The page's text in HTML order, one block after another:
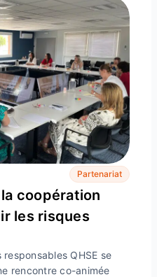
Partenariat
coopération
les risques
responsables QHSE se
rencontre co-animée